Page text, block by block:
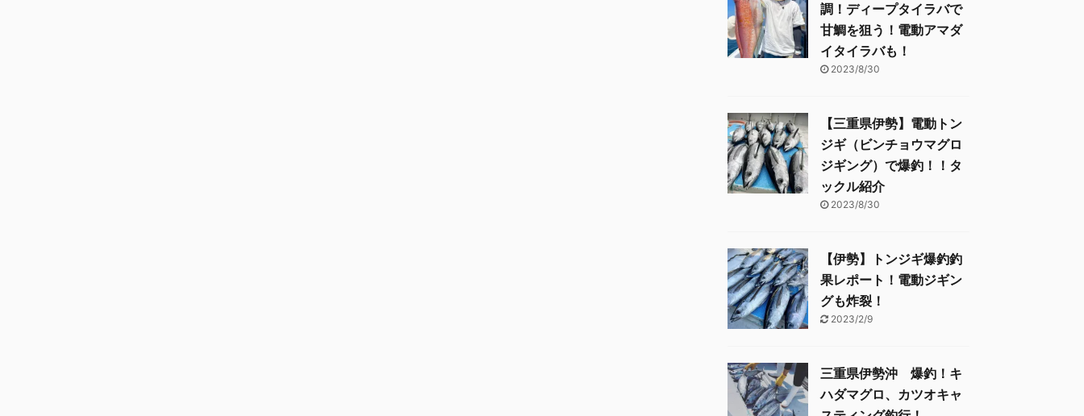
調！ディープタイラバで
甘鯛を狙う！電動アマダ
イタイラバも！
2023/8/30
【三重県伊勢】電動トン
ジギ（ビンチョウマグロ
ジギング）で爆釣！！タ
ックル紹介
2023/8/30
【伊勢】トンジギ爆釣釣
果レポート！電動ジギン
グも炸裂！
2023/2/9
三重県伊勢沖 爆釣！キ
ハダマグロ、カツオキャ